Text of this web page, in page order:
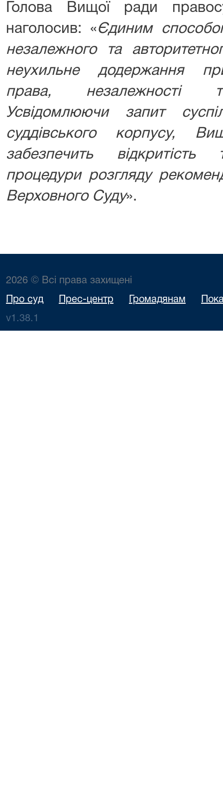
Голова Вищої ради
наголосив: «Єдиним
незалежного та
неухильне додержання
права, незалежності
Усвідомлюючи запит
суддівського корпусу,
забезпечить відкритість
процедури розгляду
Верховного Суду».
2026 © Всі права захищені
Про суд Прес-центр Громадянам
v1.38.1